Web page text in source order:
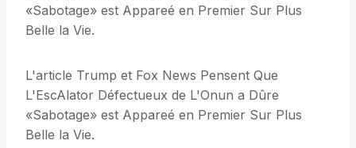
«Sabotage» est Appareé en Premier Sur Plus
Belle la Vie.
L'article Trump et Fox News Pensent Que
L'EscAlator Défectueux de L'Onun a Dûre
«Sabotage» est Appareé en Premier Sur Plus
Belle la Vie.